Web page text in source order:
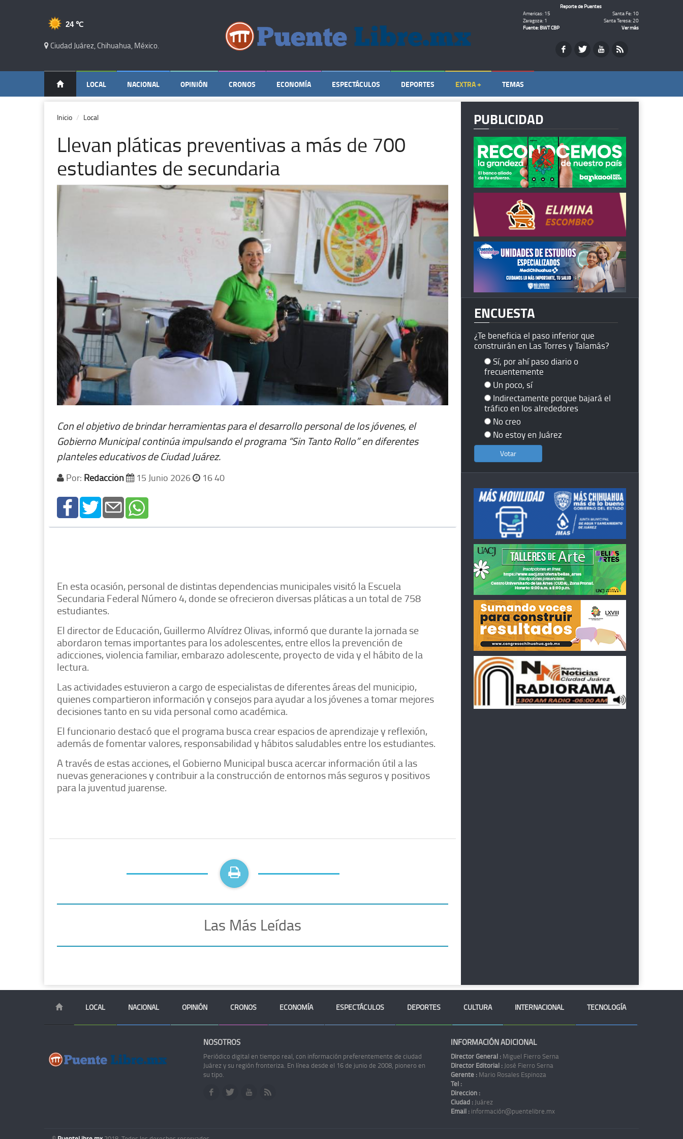
24 ℃
Ciudad Juárez, Chihuahua, México.
Reporte de Puentes
Americas: 15
Santa Fe: 10
Zaragoza: 1
Santa Teresa: 20
Fuente: BWT CBP
Ver más
LOCAL NACIONAL OPINIÓN CRONOS ECONOMÍA ESPECTÁCULOS DEPORTES EXTRA + TEMAS
Inicio Local
Llevan pláticas preventivas a más de 700
estudiantes de secundaria
Con el objetivo de brindar herramientas para el desarrollo personal de los jóvenes, el
Gobierno Municipal continúa impulsando el programa “Sin Tanto Rollo” en diferentes
planteles educativos de Ciudad Juárez.
Por: Redacción 15 Junio 2026 16 40
En esta ocasión, personal de distintas dependencias municipales visitó la Escuela
Secundaria Federal Número 4, donde se ofrecieron diversas pláticas a un total de 758
estudiantes.
El director de Educación, Guillermo Alvídrez Olivas, informó que durante la jornada se
abordaron temas importantes para los adolescentes, entre ellos la prevención de
adicciones, violencia familiar, embarazo adolescente, proyecto de vida y el hábito de la
lectura.
Las actividades estuvieron a cargo de especialistas de diferentes áreas del municipio,
quienes compartieron información y consejos para ayudar a los jóvenes a tomar mejores
decisiones tanto en su vida personal como académica.
El funcionario destacó que el programa busca crear espacios de aprendizaje y reflexión,
además de fomentar valores, responsabilidad y hábitos saludables entre los estudiantes.
A través de estas acciones, el Gobierno Municipal busca acercar información útil a las
nuevas generaciones y contribuir a la construcción de entornos más seguros y positivos
para la juventud juarense.
Las Más Leídas
PUBLICIDAD
ENCUESTA
¿Te beneficia el paso inferior que
construirán en Las Torres y Talamás?
Sí, por ahí paso diario o
frecuentemente
Un poco, sí
Indirectamente porque bajará el
tráfico en los alrededores
No creo
No estoy en Juárez
LOCAL NACIONAL OPINIÓN CRONOS ECONOMÍA ESPECTÁCULOS DEPORTES CULTURA INTERNACIONAL TECNOLOGÍA
NOSOTROS
Periódico digital en tiempo real, con información preferentemente de ciudad
Juárez y su región fronteriza. En línea desde el 16 de junio de 2008, pionero en
su tipo.
INFORMACIÓN ADICIONAL
Director General : Miguel Fierro Serna
Director Editorial : José Fierro Serna
Gerente : Mario Rosales Espinoza
Tel :
Dirección :
Ciudad : Juárez
Email : información@puentelibre.mx